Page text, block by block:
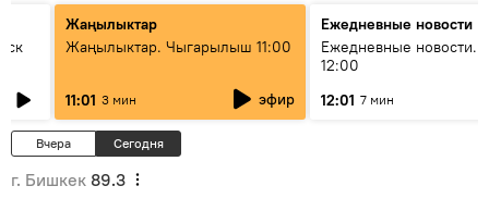
Жаңылыктар
Жаңылыктар. Чыгарылыш 11:00
11:01 3 мин эфир
Ежедневные новости
Ежедневные новости.
12:00
12:01 7 мин
Вчера Сегодня
г. Бишкек 89.3